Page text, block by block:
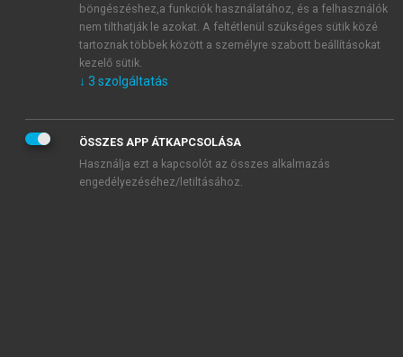
Általános vásárlási feltételeket, valamint a szotar.netés a
mersz.huoldalak licencszerződéseiben foglaltakat
tudomásul veszem és elfogadom.
KIPRÓBÁLOM
böngészéshez,a funkciók használatához, és a felhasználók
nem tilthatják le azokat. A feltétlenül szükséges sütik közé
tartoznak többek között a személyre szabott beállításokat
kezelő sütik.
↓ 3 szolgáltatás
ÖSSZES APP ÁTKAPCSOLÁSA
Használja ezt a kapcsolót az összes alkalmazás
engedélyezéséhez/letiltásához.